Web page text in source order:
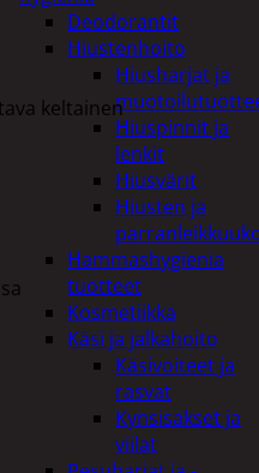
Deodorantit
Hiustenhoito
Hiusharjat ja
Hiuspinnit ja
lenkit
Hiusvärit
Hiusten ja
Hammashygienia
tuotteet
Kosmetiikka
Käsi ja jalkahoito
Käsivoiteet ja
rasvat
Kynsisakset ja
viilat
keltainen